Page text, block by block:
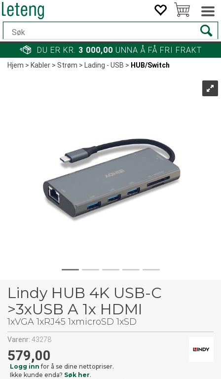
DU ER KR. 3 000,00 UNNA Å FÅ FRI FRAKT
Hjem>Kabler>Strøm>Lading - USB> HUB/Switch
Lindy HUB 4K USB-C
>3xUSB A 1x HDMI
1xVGA 1xRJ45 1xmicroSD 1xSD
Varenr: 43278
579,00
Logg inn for å se dine nettopriser.
Ikke kunde enda? Søk her.